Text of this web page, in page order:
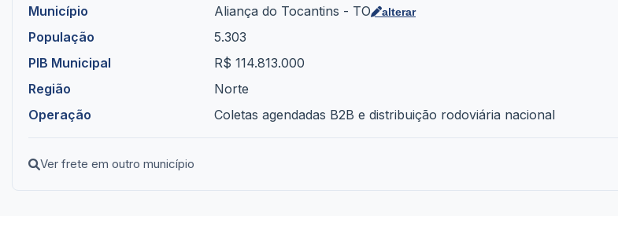
Município Aliança do Tocantins - TO alterar
População
5.303
PIB Municipal
R$ 114.813.000
Região
Norte
Operação
Coletas agendadas B2B e distribuição rodoviária nacional
Ver frete em outro município